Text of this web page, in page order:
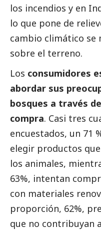
los incendios y en
lo que pone de
cambio climático se
sobre el terreno.
Los consumidores
abordar sus
bosques a través
compra. Casi tres
encuestados, un 71
elegir productos
los animales,
63%, intentan
con materiales
proporción, 62%,
que no contribuyan